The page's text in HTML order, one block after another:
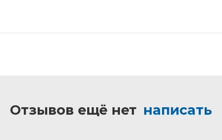
Отзывов ещё нет написать